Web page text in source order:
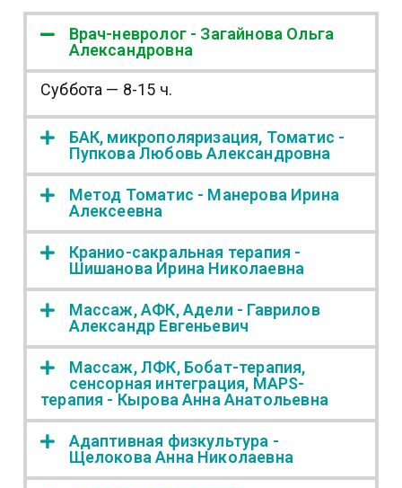
Врач-невролог - Загайнова Ольга
Александровна
Суббота — 8-15 ч.
БАК, микрополяризация, Томатис -
Пупкова Любовь Александровна
Метод Томатис - Манерова Ирина
Алексеевна
Кранио-сакральная терапия -
Шишанова Ирина Николаевна
Массаж, АФК, Адели - Гаврилов
Александр Евгеньевич
Массаж, ЛФК, Бобат-терапия,
сенсорная интеграция, MAPS-
терапия - Кырова Анна Анатольевна
Адаптивная физкультура -
Щелокова Анна Николаевна